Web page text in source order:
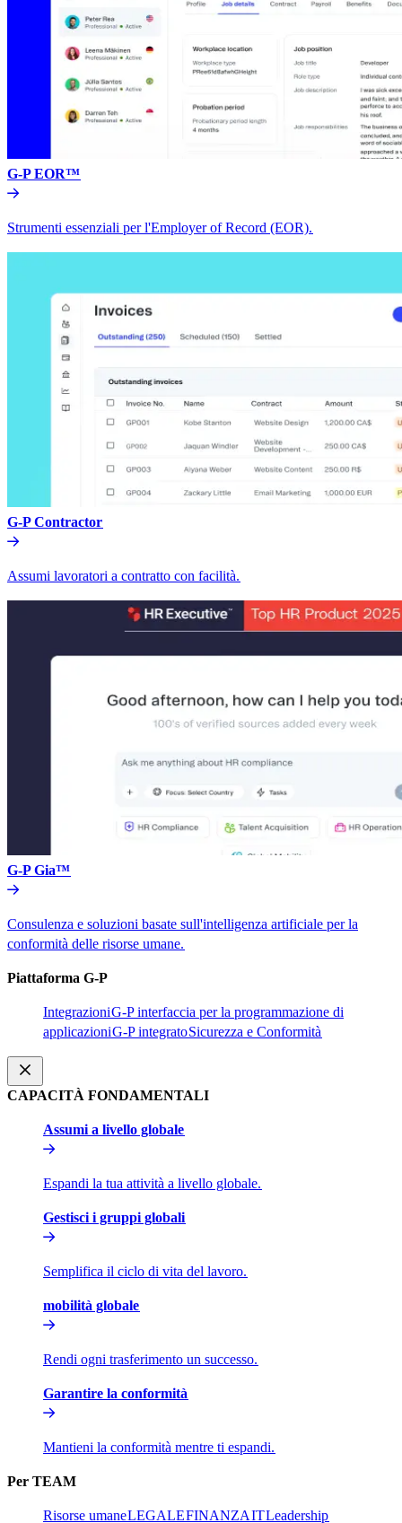
G-P EOR™​​
Strumenti essenziali per l'Employer of Record (EOR).​​
G-P Contractor​​
Assumi lavoratori a contratto con facilità.​​
G-P Gia™​​
Consulenza e soluzioni basate sull'intelligenza artificiale per la
conformità delle risorse umane.​​
Piattaforma G-P​​
Integrazioni​​G-P interfaccia per la programmazione di
applicazioni​​G-P integrato​​Sicurezza e Conformità​​
CAPACITÀ FONDAMENTALI​​
Assumi a livello globale​​
Espandi la tua attività a livello globale.​​
Gestisci i gruppi globali​​
Semplifica il ciclo di vita del lavoro.​​
mobilità globale​​
Rendi ogni trasferimento un successo.​​
Garantire la conformità​​
Mantieni la conformità mentre ti espandi.​​
Per TEAM​​
Risorse umane​​LEGALE​​FINANZA​​IT​​Leadership​​